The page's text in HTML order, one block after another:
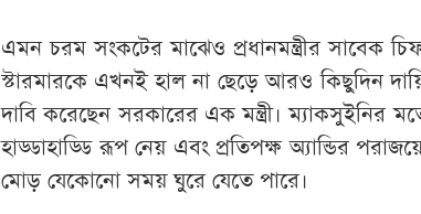
এমন চরম সংকটের মাঝেও প্রধানমন্ত্রীর সাবেক
স্টারমারকে এখনই হাল না ছেড়ে আরও কিছুদিন
দাবি করেছেন সরকারের এক মন্ত্রী। ম্যাকসুইনির
হাড্ডাহাড্ডি রূপ নেয় এবং প্রতিপক্ষ অ্যান্ডির
মোড় যেকোনো সময় ঘুরে যেতে পারে।